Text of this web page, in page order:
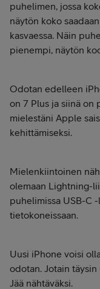
puhelimen, jossa
näytön koko
kasvaessa. Näin
pienempi, näytön
Odotan edelleen
on 7 Plus ja siinä on
mielestäni Apple
kehittämiseksi.
Mielenkiintoinen
olemaan Lightning-
puhelimissa USB-C
tietokoneissaan.
Uusi iPhone voisi
odotan. Jotain
Jää nähtäväksi.